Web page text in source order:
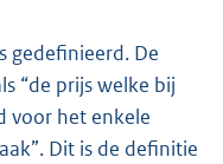
gedefinieerd. De
“de prijs welke bij
voor het enkele
Dit is de definitie